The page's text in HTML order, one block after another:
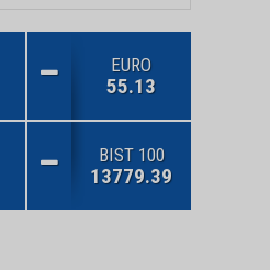
EURO
55.13
BIST 100
13779.39